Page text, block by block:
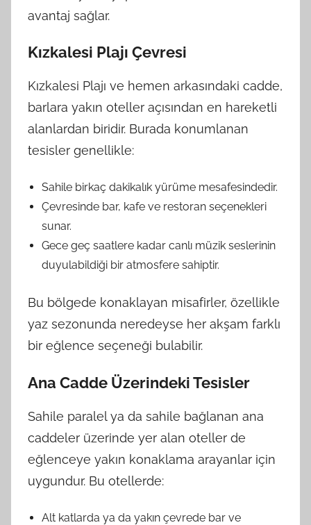
avantaj sağlar.
Kızkalesi Plajı Çevresi
Kızkalesi Plajı ve hemen arkasındaki cadde,
barlara yakın oteller açısından en hareketli
alanlardan biridir. Burada konumlanan
tesisler genellikle:
Sahile birkaç dakikalık yürüme mesafesindedir.
Çevresinde bar, kafe ve restoran seçenekleri
sunar.
Gece geç saatlere kadar canlı müzik seslerinin
duyulabildiği bir atmosfere sahiptir.
Bu bölgede konaklayan misafirler, özellikle
yaz sezonunda neredeyse her akşam farklı
bir eğlence seçeneği bulabilir.
Ana Cadde Üzerindeki Tesisler
Sahile paralel ya da sahile bağlanan ana
caddeler üzerinde yer alan oteller de
eğlenceye yakın konaklama arayanlar için
uygundur. Bu otellerde:
Alt katlarda ya da yakın çevrede bar ve